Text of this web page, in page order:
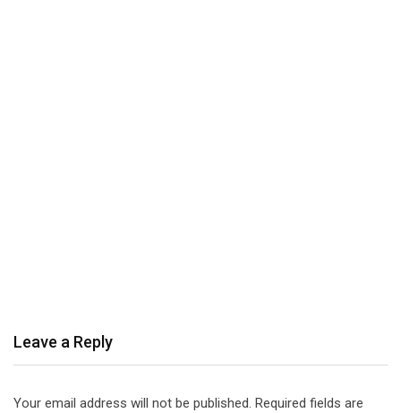
Leave a Reply
Your email address will not be published. Required fields are